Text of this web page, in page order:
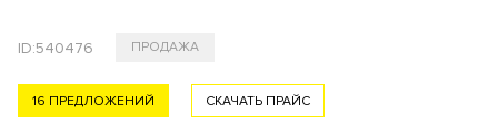
ID:540476 ПРОДАЖА
СКАЧАТЬ ПРАЙС
16 ПРЕДЛОЖЕНИЙ